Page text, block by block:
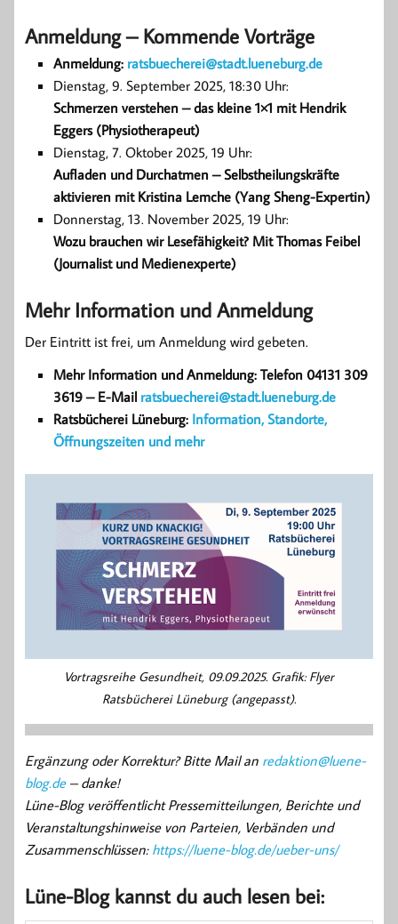
Anmeldung – Kommende Vorträge
Anmeldung: ratsbuecherei@stadt.lueneburg.de
Dienstag, 9. September 2025, 18:30 Uhr:
Schmerzen verstehen – das kleine 1×1 mit Hendrik
Eggers (Physiotherapeut)
Dienstag, 7. Oktober 2025, 19 Uhr:
Aufladen und Durchatmen – Selbstheilungskräfte
aktivieren mit Kristina Lemche (Yang Sheng-Expertin)
Donnerstag, 13. November 2025, 19 Uhr:
Wozu brauchen wir Lesefähigkeit? Mit Thomas Feibel
(Journalist und Medienexperte)
Mehr Information und Anmeldung
Der Eintritt ist frei, um Anmeldung wird gebeten.
Mehr Information und Anmeldung: Telefon 04131 309
3619 – E-Mail ratsbuecherei@stadt.lueneburg.de
Ratsbücherei Lüneburg: Information, Standorte,
Öffnungszeiten und mehr
Vortragsreihe Gesundheit, 09.09.2025. Grafik: Flyer
Ratsbücherei Lüneburg (angepasst).
Ergänzung oder Korrektur? Bitte Mail an redaktion@luene-
blog.de– danke!
Lüne-Blog veröffentlicht Pressemitteilungen, Berichte und
Veranstaltungshinweise von Parteien, Verbänden und
Zusammenschlüssen: https://luene-blog.de/ueber-uns/
Lüne-Blog kannst du auch lesen bei: